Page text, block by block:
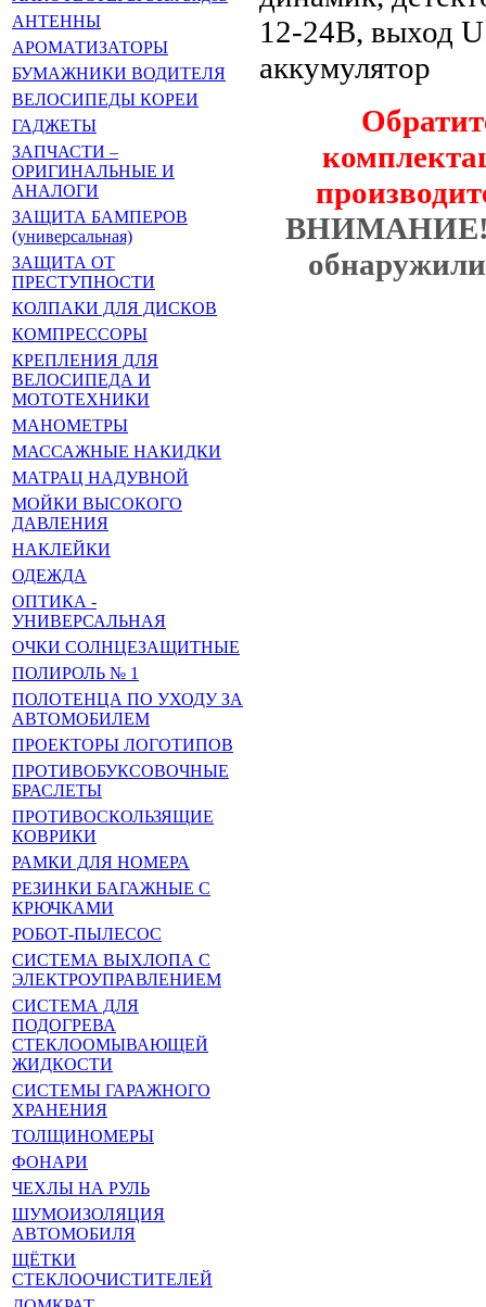
АНТЕННЫ
АРОМАТИЗАТОРЫ
БУМАЖНИКИ ВОДИТЕЛЯ
ВЕЛОСИПЕДЫ КОРЕИ
ГАДЖЕТЫ
ЗАПЧАСТИ –
ОРИГИНАЛЬНЫЕ И
АНАЛОГИ
ЗАЩИТА БАМПЕРОВ
(универсальная)
ЗАЩИТА ОТ
ПРЕСТУПНОСТИ
КОЛПАКИ ДЛЯ ДИСКОВ
КОМПРЕССОРЫ
КРЕПЛЕНИЯ ДЛЯ
ВЕЛОСИПЕДА И
МОТОТЕХНИКИ
МАНОМЕТРЫ
МАССАЖНЫЕ НАКИДКИ
МАТРАЦ НАДУВНОЙ
МОЙКИ ВЫСОКОГО
ДАВЛЕНИЯ
НАКЛЕЙКИ
ОДЕЖДА
ОПТИКА -
УНИВЕРСАЛЬНАЯ
ОЧКИ СОЛНЦЕЗАЩИТНЫЕ
ПОЛИРОЛЬ № 1
ПОЛОТЕНЦА ПО УХОДУ ЗА
АВТОМОБИЛЕМ
ПРОЕКТОРЫ ЛОГОТИПОВ
ПРОТИВОБУКСОВОЧНЫЕ
БРАСЛЕТЫ
ПРОТИВОСКОЛЬЗЯЩИЕ
КОВРИКИ
РАМКИ ДЛЯ НОМЕРА
РЕЗИНКИ БАГАЖНЫЕ С
КРЮЧКАМИ
РОБОТ-ПЫЛЕСОС
СИСТЕМА ВЫХЛОПА С
ЭЛЕКТРОУПРАВЛЕНИЕМ
СИСТЕМА ДЛЯ
ПОДОГРЕВА
СТЕКЛООМЫВАЮЩЕЙ
ЖИДКОСТИ
СИСТЕМЫ ГАРАЖНОГО
ХРАНЕНИЯ
ТОЛЩИНОМЕРЫ
ФОНАРИ
ЧЕХЛЫ НА РУЛЬ
ШУМОИЗОЛЯЦИЯ
АВТОМОБИЛЯ
ЩЁТКИ
СТЕКЛООЧИСТИТЕЛЕЙ
12-24В, выход
аккумулятор